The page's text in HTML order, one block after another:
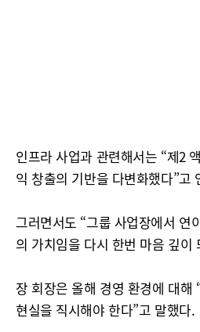
인프라 사업과 관련해서는 “제2
익 창출의 기반을 다변화했다”고
그러면서도 “그룹 사업장에서 연
의 가치임을 다시 한번 마음 깊이
장 회장은 올해 경영 환경에 대해
현실을 직시해야 한다”고 말했다.